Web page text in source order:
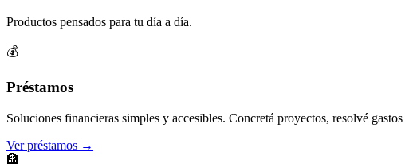
Productos pensados para tu día a día.
💰
Préstamos
Soluciones financieras simples y accesibles. Concretá proyectos, resolvé
Ver préstamos →
🏦